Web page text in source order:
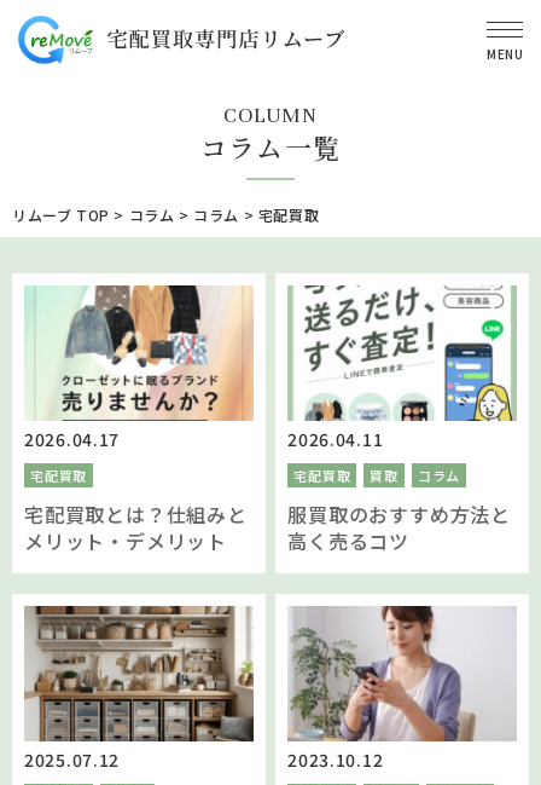
MENU
COLUMN
コラム一覧
リムーブ TOP > コラム > コラム > 宅配買取
2026.04.17
宅配買取
宅配買取とは？仕組みと
メリット・デメリット
2026.04.11
宅配買取 買取 コラム
服買取のおすすめ方法と
高く売るコツ
2025.07.12 2023.10.12